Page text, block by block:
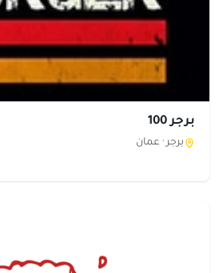
برجر 100
برجر · عمان